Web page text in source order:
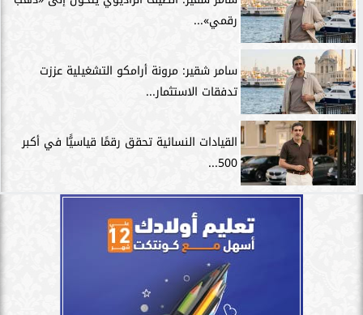
رقمي»...
سامر شقير: مرونة أرامكو التشغيلية عززت
تدفقات الاستثمار...
القيادات النسائية تحقق رقمًا قياسيًّا في أكبر
500...